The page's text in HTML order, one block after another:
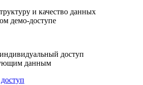
и качество данных
демо-доступе
доступ
данным